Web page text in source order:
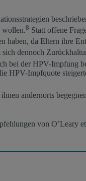
wollen.8 Statt offene
da Eltern ihre
sich dennoch
bei der HPV-Impfung
HPV-Impfquote
andernorts
von O’Leary